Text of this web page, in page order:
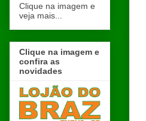
Clique na imagem e
veja mais...
Clique na imagem e
confira as
novidades